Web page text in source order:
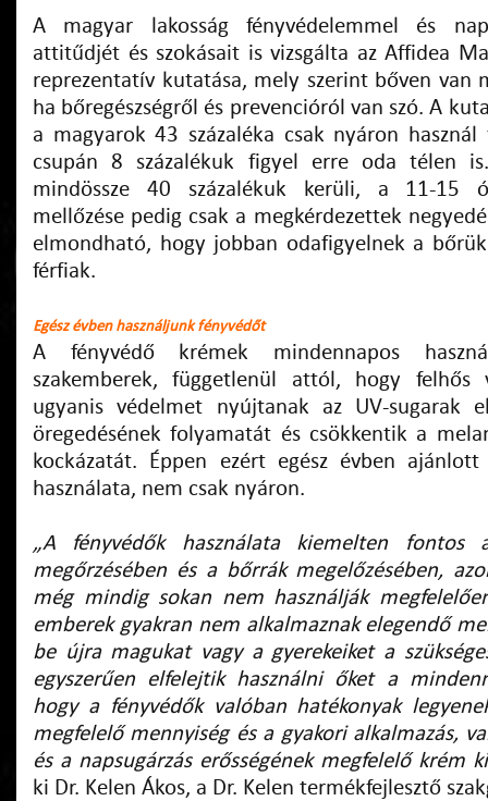
A magyar lakosság fényvédelemmel és
attitűdjét és szokásait is vizsgálta az Affidea
reprezentatív kutatása, mely szerint bőven van
ha bőregészségről és prevencióról van szó. A
a magyarok 43 százaléka csak nyáron
csupán 8 százalékuk figyel erre oda télen
mindössze 40 százalékuk kerüli, a 11-15
mellőzése pedig csak a megkérdezettek
elmondható, hogy jobban odafigyelnek a
férfiak.
Egész évben használjunk fényvédőt
A fényvédő krémek mindennapos
szakemberek, függetlenül attól, hogy
ugyanis védelmet nyújtanak az UV-sugarak
öregedésének folyamatát és csökkentik a
kockázatát. Éppen ezért egész évben
használata, nem csak nyáron.
„A fényvédők használata kiemelten fontos
megőrzésében és a bőrrák megelőzésében,
még mindig sokan nem használják
emberek gyakran nem alkalmaznak elegendő
be újra magukat vagy a gyerekeiket a
egyszerűen elfelejtik használni őket a
hogy a fényvédők valóban hatékonyak
megfelelő mennyiség és a gyakori alkalmazás,
és a napsugárzás erősségének megfelelő krém
ki Dr. Kelen Ákos, a Dr. Kelen termékfejlesztő